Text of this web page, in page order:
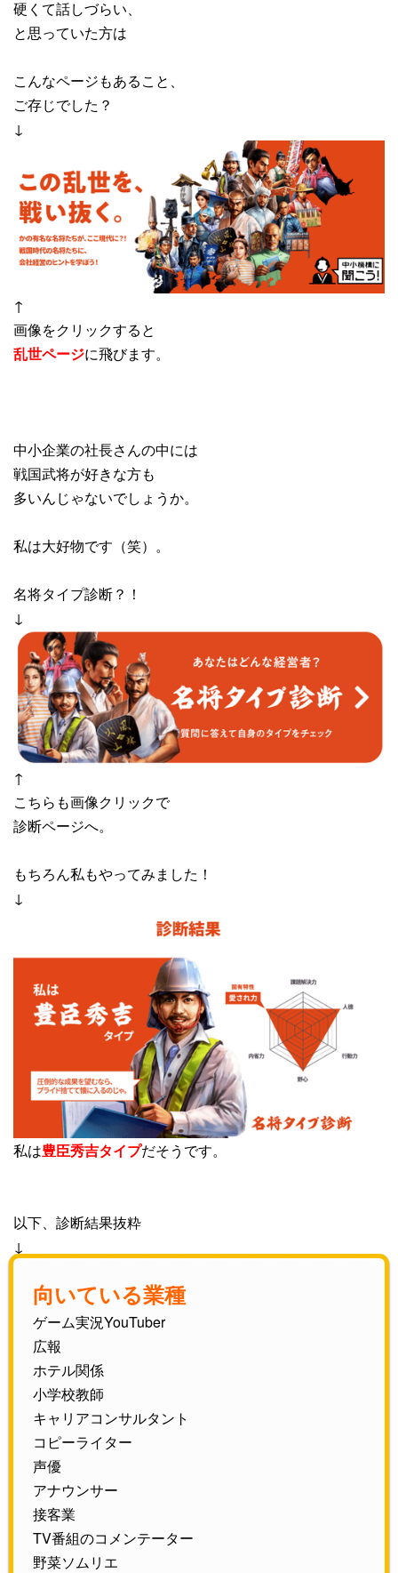
硬くて話しづらい、
と思っていた方は
こんなページもあること、
ご存じでした？
↓
↑
画像をクリックすると
乱世ページに飛びます。
中小企業の社長さんの中には
戦国武将が好きな方も
多いんじゃないでしょうか。
私は大好物です（笑）。
名将タイプ診断？！
↓
↑
こちらも画像クリックで
診断ページへ。
もちろん私もやってみました！
↓
私は豊臣秀吉タイプだそうです。
以下、診断結果抜粋
↓
向いている業種
ゲーム実況YouTuber
広報
ホテル関係
小学校教師
キャリアコンサルタント
コピーライター
声優
アナウンサー
接客業
TV番組のコメンテーター
野菜ソムリエ